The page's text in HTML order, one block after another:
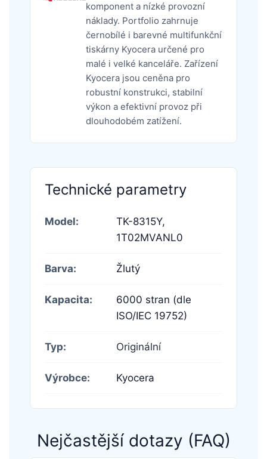
komponent a nízké provozní
náklady. Portfolio zahrnuje
černobílé i barevné multifunkční
tiskárny Kyocera určené pro
malé i velké kanceláře. Zařízení
Kyocera jsou ceněna pro
robustní konstrukci, stabilní
výkon a efektivní provoz při
dlouhodobém zatížení.
Technické parametry
Model:
TK-8315Y,
1T02MVANL0
Barva: Žlutý
Kapacita:
6000 stran (dle
ISO/IEC 19752)
Typ: Originální
Výrobce: Kyocera
Nejčastější dotazy (FAQ)